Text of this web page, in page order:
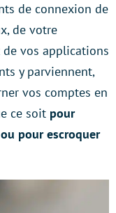
de connexion de
de votre
vos applications
y parviennent,
vos comptes en
ce soit pour
pour escroquer